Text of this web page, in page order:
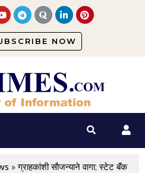
NOW
»ग्राहकांशी साैजन्याने वागा; स्टेट बॅंक